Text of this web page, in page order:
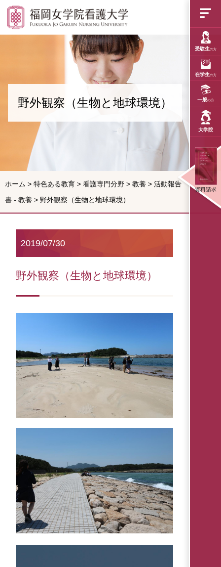
受験生の方
在学生の方
一般の方
大学院
資料請求
野外観察（生物と地
野外観察（生物と地球環境）
ホーム > 特色ある教育 > 看護専門分野 > 教養 > 活動報告
書 - 教養 > 野外観察（生物と地球環境）
2019/07/30
野外観察（生物と地球環境）